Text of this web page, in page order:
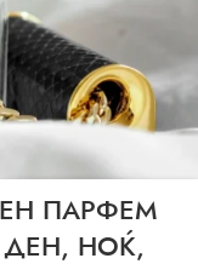
ПАРФЕМ
ДЕН, НОЌ,